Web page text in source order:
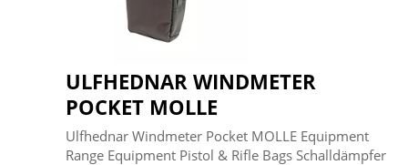
ULFHEDNAR WINDMETER
POCKET MOLLE
Ulfhednar Windmeter Pocket MOLLE Equipment
Range Equipment Pistol & Rifle Bags Schalldämpfer